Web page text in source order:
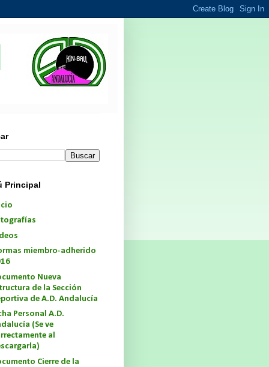
Principal
miembro-adherido
Nueva
de la Sección
de A.D. Andalucía
Personal A.D.
(Se ve
al
Cierre de la